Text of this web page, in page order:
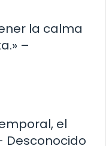
la calma
–
el
Desconocido